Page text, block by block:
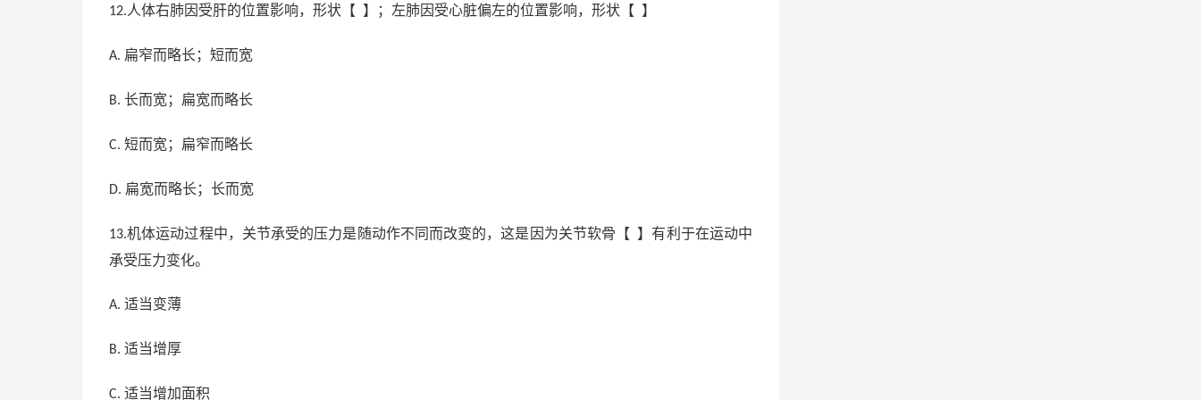
12.人体右肺因受肝的位置影响，形状【 】；左肺因受心脏偏左的位置影响，形状【 】
A. 扁窄而略长；短而宽
B. 长而宽；扁宽而略长
C. 短而宽；扁窄而略长
D. 扁宽而略长；长而宽
13.机体运动过程中，关节承受的压力是随动作不同而改变的，这是因为关节软骨【 】有利于在运动中
承受压力变化。
A. 适当变薄
B. 适当增厚
C. 适当增加面积